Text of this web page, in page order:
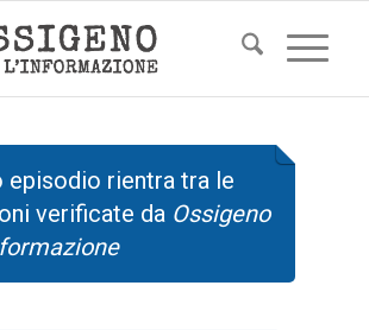
episodio rientra tra le
verificate da Ossigeno